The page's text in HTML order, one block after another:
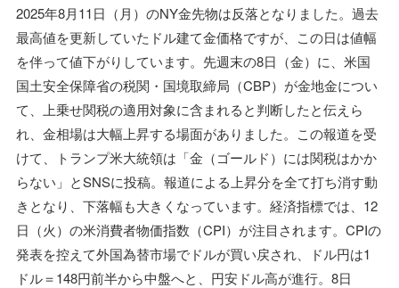
2025年8月11日（月）のNY金先物は反落となりました。過去
最高値を更新していたドル建て金価格ですが、この日は値幅
を伴って値下がりしています。先週末の8日（金）に、米国
国土安全保障省の税関・国境取締局（CBP）が金地金につい
て、上乗せ関税の適用対象に含まれると判断したと伝えら
れ、金相場は大幅上昇する場面がありました。この報道を受
けて、トランプ米大統領は「金（ゴールド）には関税はかか
らない」とSNSに投稿。報道による上昇分を全て打ち消す動
きとなり、下落幅も大きくなっています。経済指標では、12
日（火）の米消費者物価指数（CPI）が注目されます。CPIの
発表を控えて外国為替市場でドルが買い戻され、ドル円は1
ドル＝148円前半から中盤へと、円安ドル高が進行。8日